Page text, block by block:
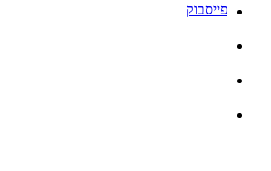
פייסבוק